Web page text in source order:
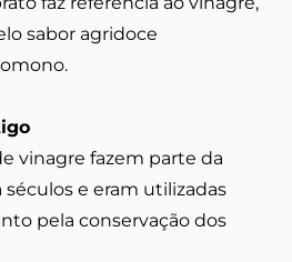
sabor agridoce
vinagre fazem parte da
e eram utilizadas
pela conservação dos